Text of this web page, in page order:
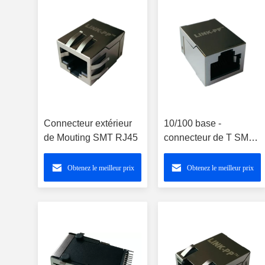
Connecteur extérieur
de Mouting SMT RJ45
Obtenez le meilleur prix
10/100 base -
connecteur de T SMT
RJ45
Obtenez le meilleur prix